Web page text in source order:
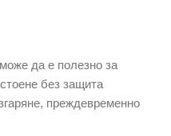
да е полезно за
без защита
преждевременно